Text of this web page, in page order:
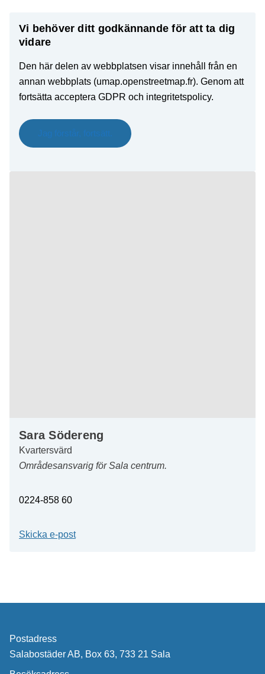
Vi behöver ditt godkännande för att ta dig
vidare
Den här delen av webbplatsen visar innehåll från en
annan webbplats (umap.openstreetmap.fr). Genom att
fortsätta acceptera GDPR och integritetspolicy.
Jag förstår, fortsätt.
Sara Södereng
Kvartersvärd
Områdesansvarig för Sala centrum.
0224-858 60
Skicka e-post
Postadress
Salabostäder AB, Box 63, 733 21 Sala